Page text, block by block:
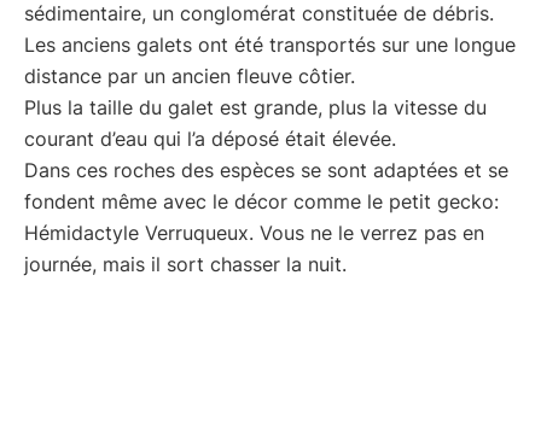
sédimentaire, un conglomérat constituée de débris.
Les anciens galets ont été transportés sur une longue
distance par un ancien fleuve côtier.
Plus la taille du galet est grande, plus la vitesse du
courant d’eau qui l’a déposé était élevée.
Dans ces roches des espèces se sont adaptées et se
fondent même avec le décor comme le petit gecko:
Hémidactyle Verruqueux. Vous ne le verrez pas en
journée, mais il sort chasser la nuit.